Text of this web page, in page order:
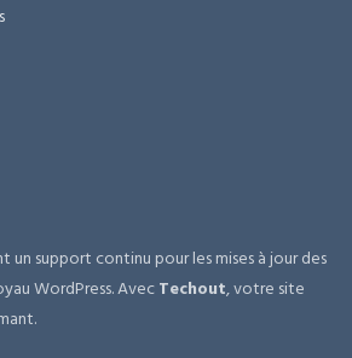
un support continu pour les mises à jour des
WordPress. AvecTechout, votre site